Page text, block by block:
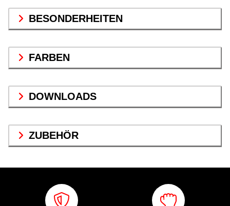
BESONDERHEITEN
FARBEN
DOWNLOADS
ZUBEHÖR